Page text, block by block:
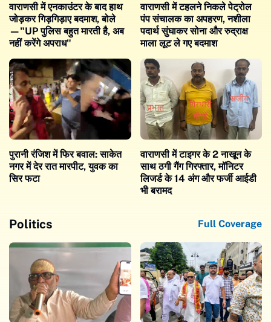
वाराणसी में एनकाउंटर के बाद हाथ
जोड़कर गिड़गिड़ाए बदमाश, बोले
—"UP पुलिस बहुत मारती है, अब
नहीं करेंगे अपराध"
वाराणसी में टहलने निकले पेट्रोल
पंप संचालक का अपहरण, नशीला
पदार्थ सुंघाकर सोना और रुद्राक्ष
माला लूट ले गए बदमाश
पुरानी रंजिश में फिर बवाल: साकेत
नगर में देर रात मारपीट, युवक का
सिर फटा
वाराणसी में टाइगर के 2 नाखून के
साथ ठगी गैंग गिरफ्तार, मॉनिटर
लिजर्ड के 14 अंग और फर्जी आईडी
भी बरामद
Politics Full Coverage